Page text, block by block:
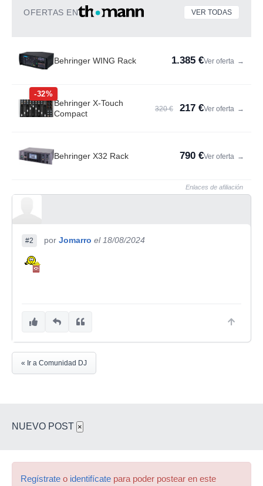
OFERTAS EN VER TODAS
Behringer WING Rack 1.385 €Ver oferta →
-32%
Behringer X-Touch
Compact
320 € 217 €Ver oferta →
Behringer X32 Rack 790 €Ver oferta →
Enlaces de afiliación
#2 por Jomarro el 18/08/2024
« Ir a Comunidad DJ
NUEVO POST ×
Regístrate o identifícate para poder postear en este